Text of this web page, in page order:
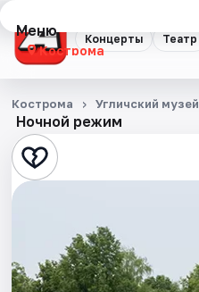
Концерты Театр
Меню
Кострома
Концерты
Театр
Стендап
События
Ночной режим
Кострома Угличский музей